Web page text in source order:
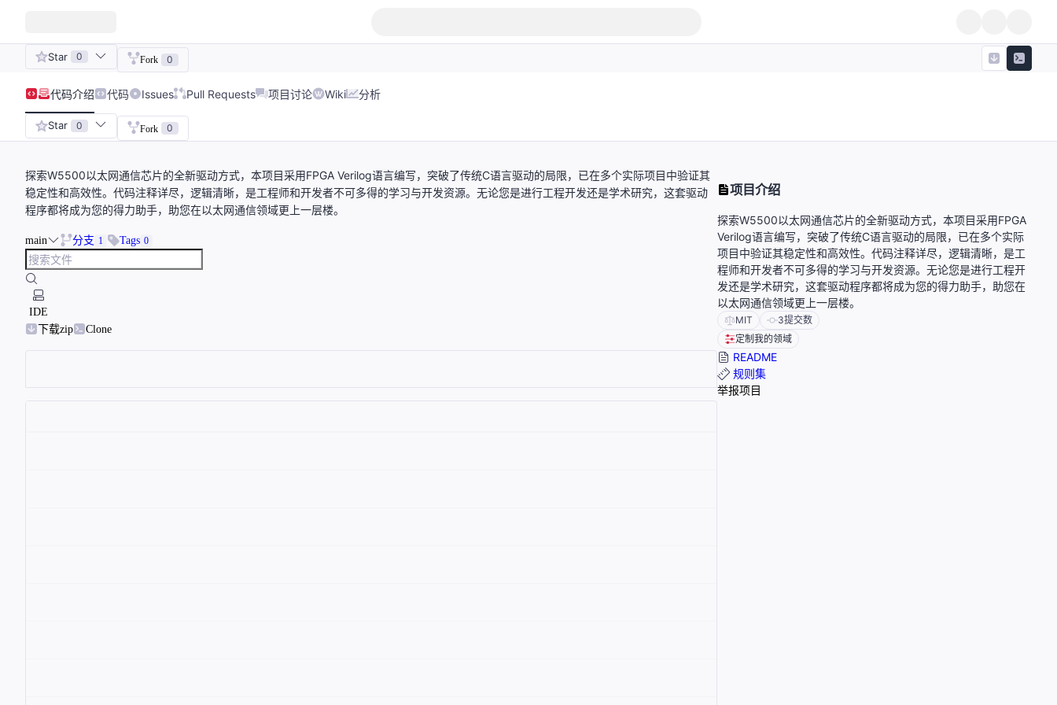
Star 0 Fork 0
代码介绍 代码 Issues Pull Requests 项目讨论 Wiki 分析
Star 0 Fork 0
探索W5500以太网通信芯片的全新驱动方式，本项目采用FPGA Verilog语言编写，突破了传统C语言驱动的局限，已在多个实际项目中验证其
稳定性和高效性。代码注释详尽，逻辑清晰，是工程师和开发者不可多得的学习与开发资源。无论您是进行工程开发还是学术研究，这套驱动
程序都将成为您的得力助手，助您在以太网通信领域更上一层楼。
main 分支 1 Tags 0
IDE
下载zip
Clone
项目介绍
探索W5500以太网通信芯片的全新驱动方式，本项目采用FPGA
Verilog语言编写，突破了传统C语言驱动的局限，已在多个实际
项目中验证其稳定性和高效性。代码注释详尽，逻辑清晰，是工
程师和开发者不可多得的学习与开发资源。无论您是进行工程开
发还是学术研究，这套驱动程序都将成为您的得力助手，助您在
以太网通信领域更上一层楼。
MIT 3提交数
定制我的领域
README
规则集
举报项目